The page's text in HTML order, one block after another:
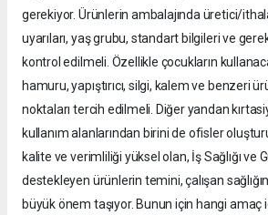
gerekiyor. Ürünlerin ambalajında üretici/
uyarıları, yaş grubu, standart bilgileri ve
kontrol edilmeli. Özellikle çocukların
hamuru, yapıştırıcı, silgi, kalem ve benzeri
noktaları tercih edilmeli. Diğer yandan
kullanım alanlarından birini de ofisler
kalite ve verimliliği yüksel olan, İş Sağlığı ve
destekleyen ürünlerin temini, çalışan
büyük önem taşıyor. Bunun için hangi amaç